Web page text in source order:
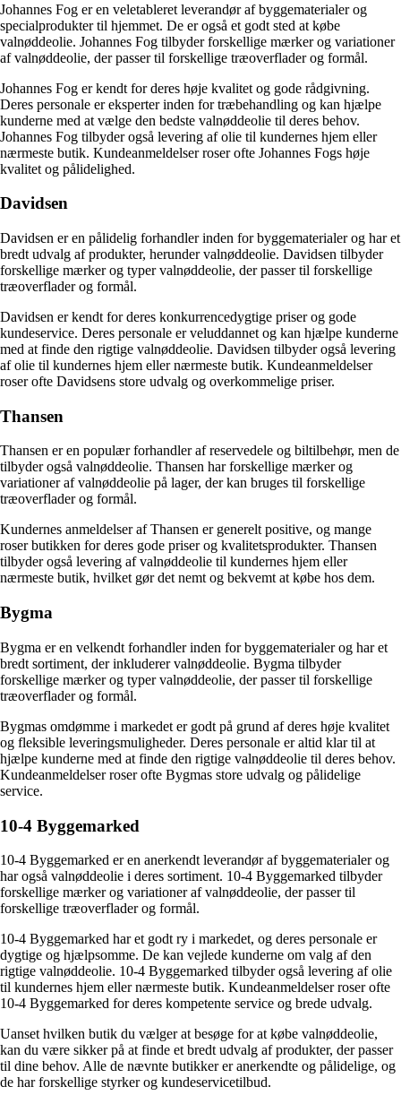
Johannes Fog er en veletableret leverandør af byggematerialer og
specialprodukter til hjemmet. De er også et godt sted at købe
valnøddeolie. Johannes Fog tilbyder forskellige mærker og variationer
af valnøddeolie, der passer til forskellige træoverflader og formål.
Johannes Fog er kendt for deres høje kvalitet og gode rådgivning.
Deres personale er eksperter inden for træbehandling og kan hjælpe
kunderne med at vælge den bedste valnøddeolie til deres behov.
Johannes Fog tilbyder også levering af olie til kundernes hjem eller
nærmeste butik. Kundeanmeldelser roser ofte Johannes Fogs høje
kvalitet og pålidelighed.
Davidsen
Davidsen er en pålidelig forhandler inden for byggematerialer og har et
bredt udvalg af produkter, herunder valnøddeolie. Davidsen tilbyder
forskellige mærker og typer valnøddeolie, der passer til forskellige
træoverflader og formål.
Davidsen er kendt for deres konkurrencedygtige priser og gode
kundeservice. Deres personale er veluddannet og kan hjælpe kunderne
med at finde den rigtige valnøddeolie. Davidsen tilbyder også levering
af olie til kundernes hjem eller nærmeste butik. Kundeanmeldelser
roser ofte Davidsens store udvalg og overkommelige priser.
Thansen
Thansen er en populær forhandler af reservedele og biltilbehør, men de
tilbyder også valnøddeolie. Thansen har forskellige mærker og
variationer af valnøddeolie på lager, der kan bruges til forskellige
træoverflader og formål.
Kundernes anmeldelser af Thansen er generelt positive, og mange
roser butikken for deres gode priser og kvalitetsprodukter. Thansen
tilbyder også levering af valnøddeolie til kundernes hjem eller
nærmeste butik, hvilket gør det nemt og bekvemt at købe hos dem.
Bygma
Bygma er en velkendt forhandler inden for byggematerialer og har et
bredt sortiment, der inkluderer valnøddeolie. Bygma tilbyder
forskellige mærker og typer valnøddeolie, der passer til forskellige
træoverflader og formål.
Bygmas omdømme i markedet er godt på grund af deres høje kvalitet
og fleksible leveringsmuligheder. Deres personale er altid klar til at
hjælpe kunderne med at finde den rigtige valnøddeolie til deres behov.
Kundeanmeldelser roser ofte Bygmas store udvalg og pålidelige
service.
10-4 Byggemarked
10-4 Byggemarked er en anerkendt leverandør af byggematerialer og
har også valnøddeolie i deres sortiment. 10-4 Byggemarked tilbyder
forskellige mærker og variationer af valnøddeolie, der passer til
forskellige træoverflader og formål.
10-4 Byggemarked har et godt ry i markedet, og deres personale er
dygtige og hjælpsomme. De kan vejlede kunderne om valg af den
rigtige valnøddeolie. 10-4 Byggemarked tilbyder også levering af olie
til kundernes hjem eller nærmeste butik. Kundeanmeldelser roser ofte
10-4 Byggemarked for deres kompetente service og brede udvalg.
Uanset hvilken butik du vælger at besøge for at købe valnøddeolie,
kan du være sikker på at finde et bredt udvalg af produkter, der passer
til dine behov. Alle de nævnte butikker er anerkendte og pålidelige, og
de har forskellige styrker og kundeservicetilbud.